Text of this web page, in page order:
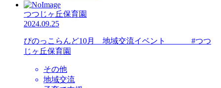
つつじヶ丘保育園
2024.09.25
ぴのっこらんど10月 地域交流イベント #つつ
じヶ丘保育園
その他
地域交流